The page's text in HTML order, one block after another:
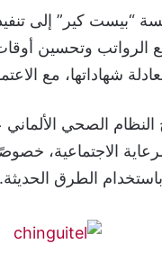
“بيست كير” إلى
الرواتب وتحسين
شهاداتها، مع
الصحي
الاجتماعية،
الطرق الحديثة.